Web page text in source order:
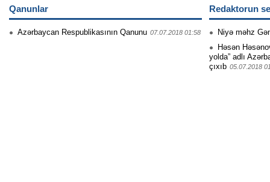
Qanunlar
Azərbaycan Respublikasının Qanunu 07.07.2018 01:58
Redaktorun
Niyə məhz
Həsən
yolda” adlı
çıxıb 05.07.2018